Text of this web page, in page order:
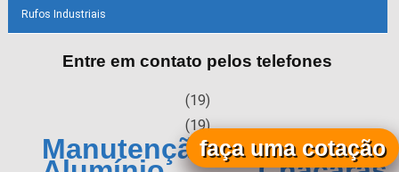
Rufos Industriais
Entre em contato pelos telefones
(19)
(19)
Manutenção de Calha de
faça uma cotação